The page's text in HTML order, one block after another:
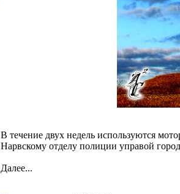
В течение двух недель используются
Нарвскому отделу полиции управой
Далее...